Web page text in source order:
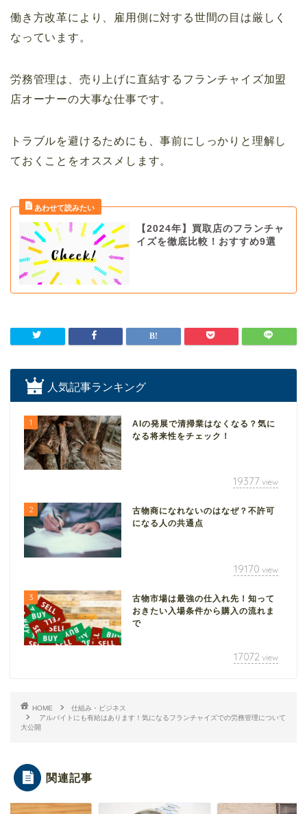
働き方改革により、雇用側に対する世間の目は厳しく
なっています。
労務管理は、売り上げに直結するフランチャイズ加盟
店オーナーの大事な仕事です。
トラブルを避けるためにも、事前にしっかりと理解し
ておくことをオススメします。
【2024年】買取店のフランチャ
イズを徹底比較！おすすめ9選
人気記事ランキング
1
AIの発展で清掃業はなくなる？気に
なる将来性をチェック！
19377 view
2
古物商になれないのはなぜ？不許可
になる人の共通点
19170 view
3
古物市場は最強の仕入れ先！知って
おきたい入場条件から購入の流れま
で
17072 view
HOME
仕組み・ビジネス
アルバイトにも有給はあります！気になるフランチャイズでの労務管理について
大公開
関連記事